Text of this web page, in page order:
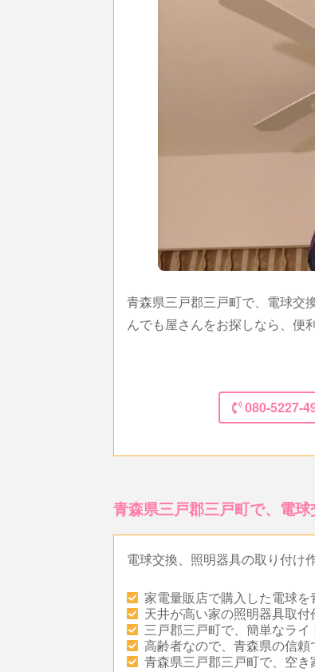
青森県三戸郡三戸町で、電球交
んでも屋さんをお探しなら、便
080-5227-
青森県三戸郡三戸町で、電
電球交換、照明器具の取り付け
家電量販店で購入した電球
天井が高い家の照明器具取
三戸郡三戸町で、簡単なラ
高齢者なので、青森県の信
青森県三戸郡三戸町で、空